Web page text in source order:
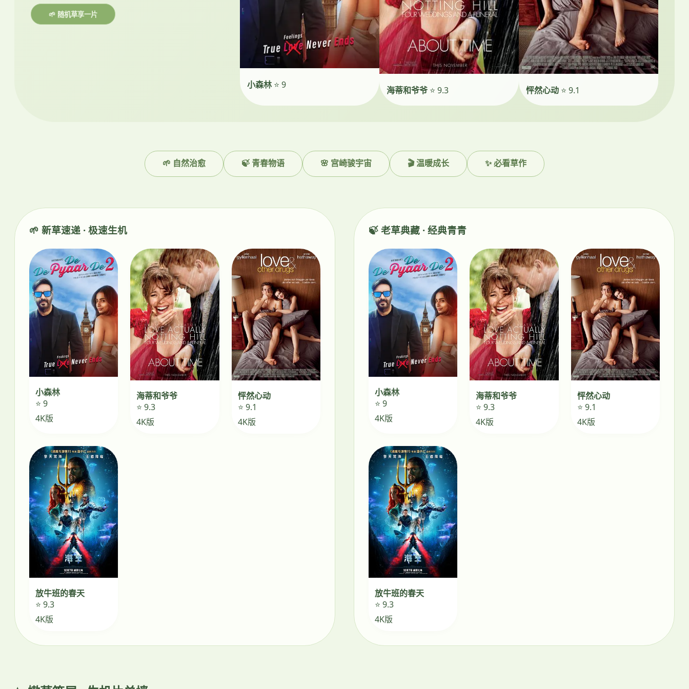
🌱 随机草享一片
小森林⭐ 9
海蒂和爷爷⭐ 9.3 怦然心动 ⭐ 9.1
🌱 自然治愈 🍃 青春物语 🌸 宫崎骏宇宙 🎬 温暖成长 ✨ 必看草作
🌱 新草速递 · 极速生机
小森林
⭐ 9
4K版
海蒂和爷爷
⭐ 9.3
4K版
怦然心动
⭐ 9.1
4K版
放牛班的春天
⭐ 9.3
4K版
🍃 老草典藏 · 经典青青
小森林
⭐ 9
4K版
海蒂和爷爷
⭐ 9.3
4K版
怦然心动
⭐ 9.1
4K版
放牛班的春天
⭐ 9.3
4K版